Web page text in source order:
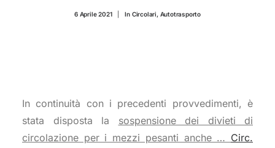
6 Aprile 2021 In Circolari, Autotrasporto
In continuità con i precedenti provvedimenti, è
stata disposta la sospensione dei divieti di
circolazione per i mezzi pesanti anche … Circ.